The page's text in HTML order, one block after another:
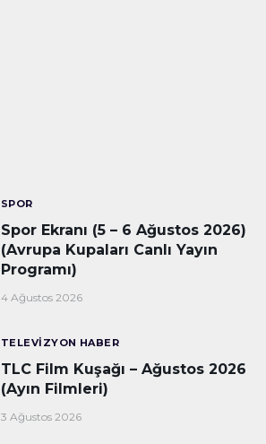
SPOR
Spor Ekranı (5 – 6 Ağustos 2026)
(Avrupa Kupaları Canlı Yayın
Programı)
4 Ağustos 2026
TELEVIZYON HABER
TLC Film Kuşağı – Ağustos 2026
(Ayın Filmleri)
3 Ağustos 2026